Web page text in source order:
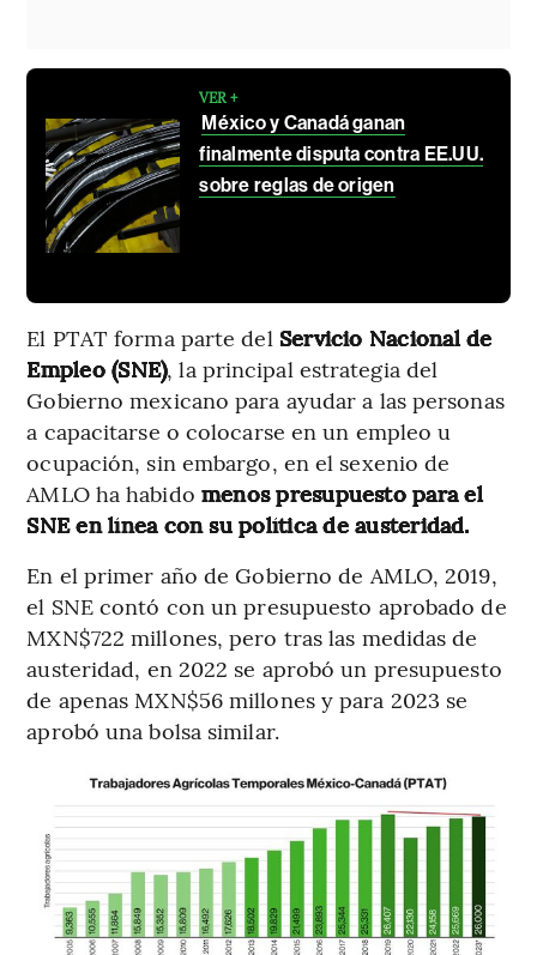
VER +
México y Canadá ganan
finalmente disputa contra EE.UU.
sobre reglas de origen
El PTAT forma parte del Servicio Nacional de
Empleo (SNE), la principal estrategia del
Gobierno mexicano para ayudar a las personas
a capacitarse o colocarse en un empleo u
ocupación, sin embargo, en el sexenio de
AMLO ha habido menos presupuesto para el
SNE en línea con su política de austeridad.
En el primer año de Gobierno de AMLO, 2019,
el SNE contó con un presupuesto aprobado de
MXN$722 millones, pero tras las medidas de
austeridad, en 2022 se aprobó un presupuesto
de apenas MXN$56 millones y para 2023 se
aprobó una bolsa similar.